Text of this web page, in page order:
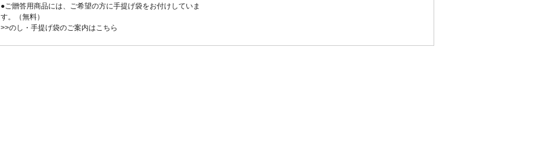
●ご贈答用商品には、ご希望の方に手提げ袋をお付けしていま
す。（無料）
>>のし・手提げ袋のご案内はこちら